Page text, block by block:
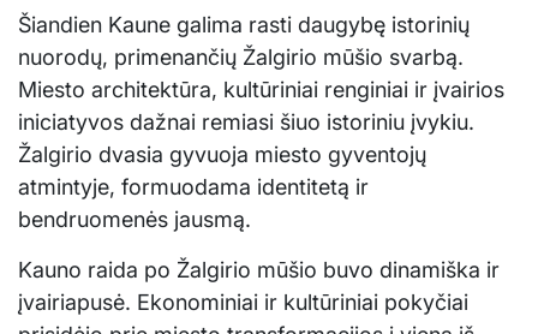
Šiandien Kaune galima rasti daugybę istorinių
nuorodų, primenančių Žalgirio mūšio svarbą.
Miesto architektūra, kultūriniai renginiai ir įvairios
iniciatyvos dažnai remiasi šiuo istoriniu įvykiu.
Žalgirio dvasia gyvuoja miesto gyventojų
atmintyje, formuodama identitetą ir
bendruomenės jausmą.
Kauno raida po Žalgirio mūšio buvo dinamiška ir
įvairiapusė. Ekonominiai ir kultūriniai pokyčiai